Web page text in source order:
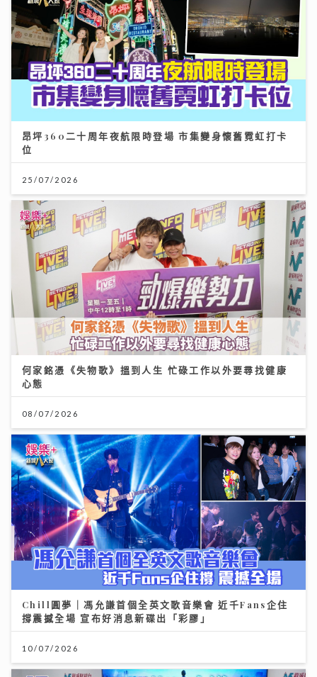
昂坪360二十周年夜航限時登場 市集變身懷舊霓虹打卡
位
25/07/2026
何家銘憑《失物歌》搵到人生 忙碌工作以外要尋找健康
心態
08/07/2026
Chill圓夢｜馮允謙首個全英文歌音樂會 近千Fans企住
撐震撼全場 宣布好消息新碟出「彩膠」
10/07/2026